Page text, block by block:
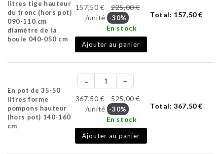
litres tige hauteur
du tronc (hors pot)
090-110 cm
diamètre de la
boule 040-050 cm
157,50 €
225,00 €
/unité -30%
En stock
Ajouter au panier
Total: 157,50 €
En pot de 35-50
litres forme
pompons hauteur
(hors pot) 140-160
cm
367,50 €
525,00 €
/unité -30%
En stock
Ajouter au panier
Total:367,50 €